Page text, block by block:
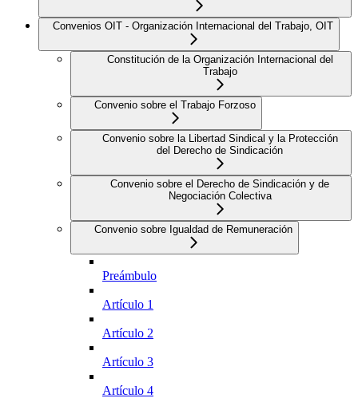
Convenios OIT - Organización Internacional del Trabajo, OIT
Constitución de la Organización Internacional del
Trabajo
Convenio sobre el Trabajo Forzoso
Convenio sobre la Libertad Sindical y la Protección
del Derecho de Sindicación
Convenio sobre el Derecho de Sindicación y de
Negociación Colectiva
Convenio sobre Igualdad de Remuneración
Preámbulo
Artículo 1
Artículo 2
Artículo 3
Artículo 4